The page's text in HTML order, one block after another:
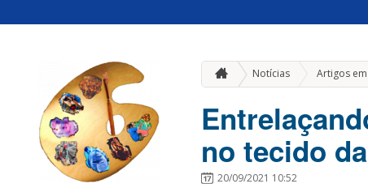
Notícias Artigos
no tecido
20/09/2021 10:52